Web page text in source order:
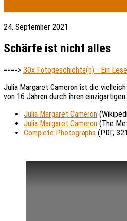
24. September 2021
Schärfe ist nicht alles
====> 30x Fotogeschichte(n) - Ein
Julia Margaret Cameron ist die
von 16 Jahren durch ihren
Julia Margaret Cameron
Julia Margaret Cameron (The
Complete Photographs (PDF,